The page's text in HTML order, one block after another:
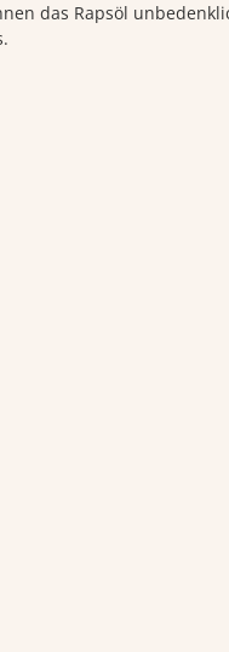
das Rapsöl